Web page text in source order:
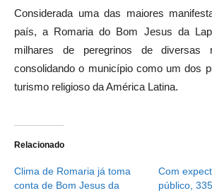
Considerada uma das maiores
país, a Romaria do Bom Jesus da
milhares de peregrinos de diversas
consolidando o município como um dos
turismo religioso da América Latina.
Relacionado
Clima de Romaria já toma
conta de Bom Jesus da
Com
público,